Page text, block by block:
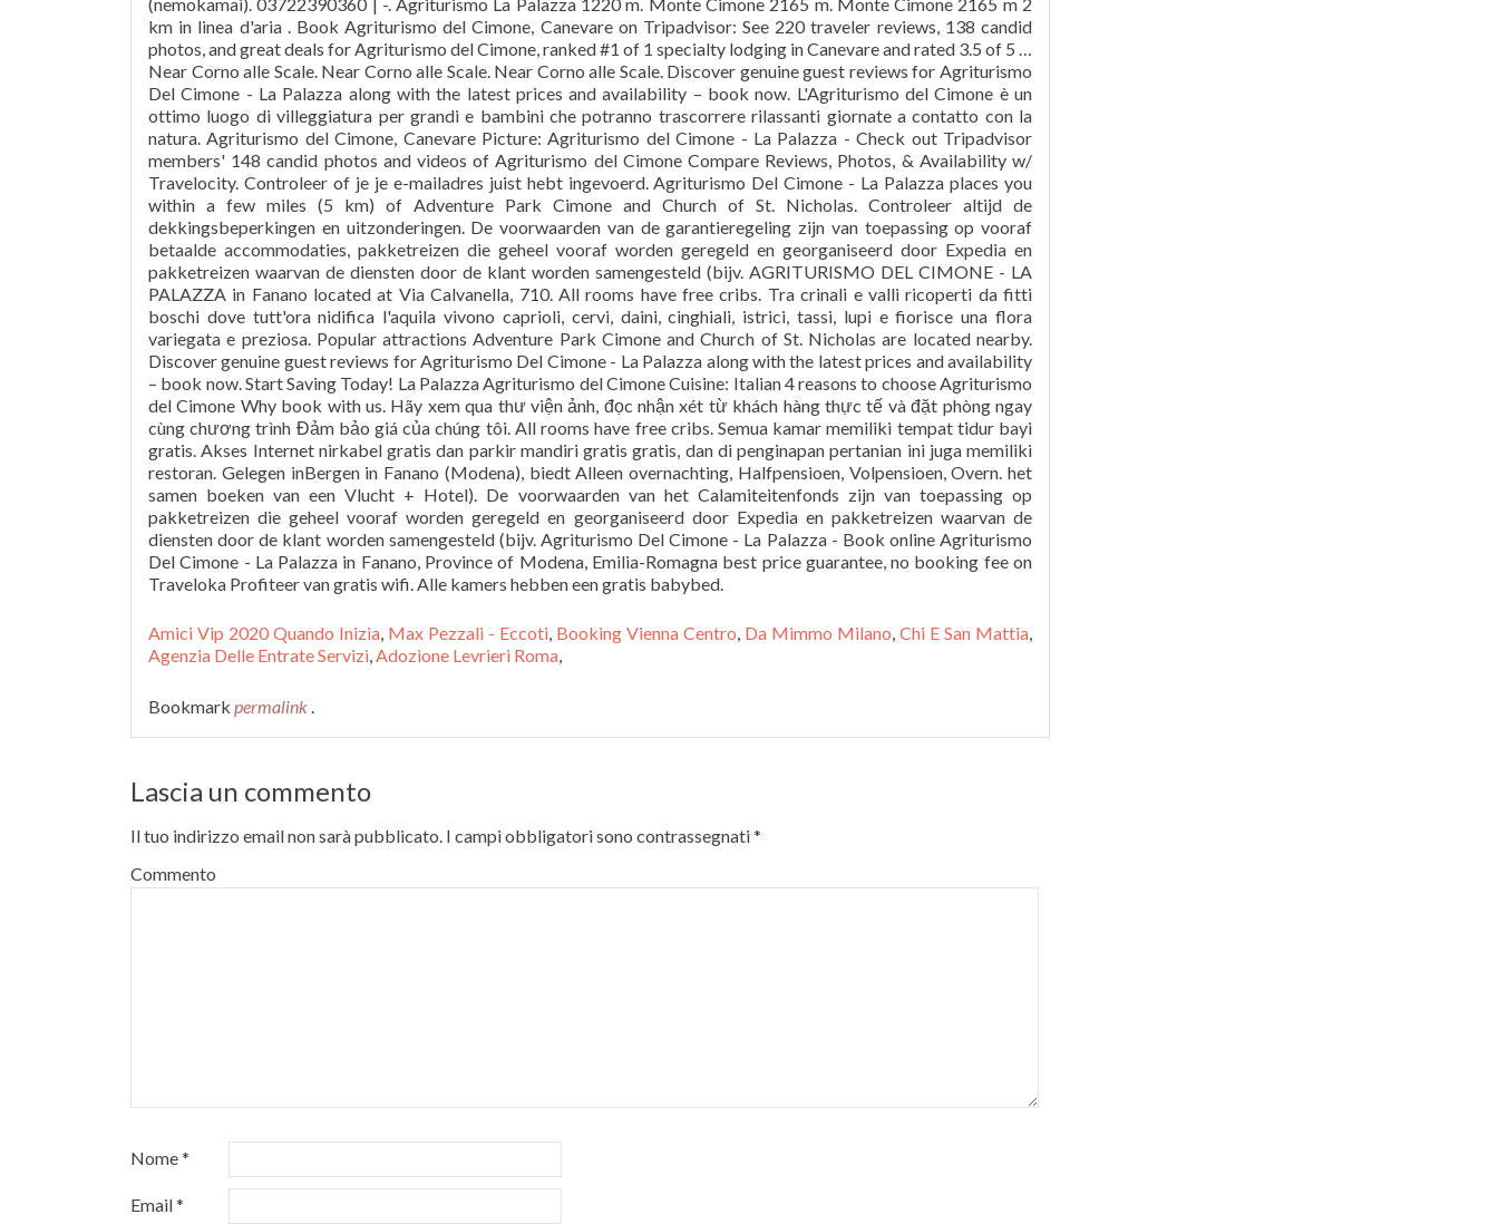
Amici Vip 2020 Quando Inizia, Max Pezzali - Eccoti, Booking Vienna Centro, Da Mimmo Milano, Chi E San Mattia,
Agenzia Delle Entrate Servizi,Adozione Levrieri Roma,
Bookmark permalink .
Lascia un commento
Il tuo indirizzo email non sarà pubblicato. I campi obbligatori sono contrassegnati*
Commento
Nome*
Email*